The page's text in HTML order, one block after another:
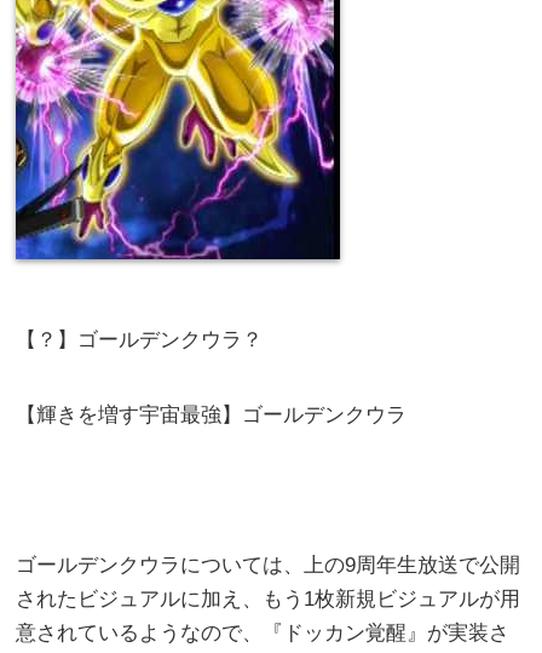
【？】ゴールデンクウラ？
【輝きを増す宇宙最強】ゴールデンクウラ
ゴールデンクウラについては、上の9周年生放送で公開
されたビジュアルに加え、もう1枚新規ビジュアルが用
意されているようなので、『ドッカン覚醒』が実装さ